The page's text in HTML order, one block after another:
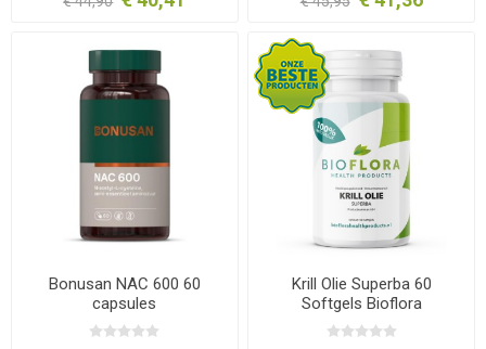
Bonusan NAC 600 60
capsules
Krill Olie Superba 60
Softgels Bioflora